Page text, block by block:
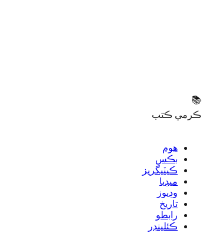
📚
ڪرمي ڪتب
هوم
بڪس
ڪيٽيگريز
ميڊيا
وڊيوز
تاريخ
رابطو
ڪئلينڊر